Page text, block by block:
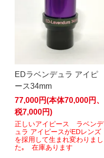
EDラベンデュラ アイピ
ース34mm
77,000円(本体70,000円、
税7,000円)
正しいアイピース ラベンデ
ュラ アイピースがEDレンズ
を採用して生まれ変わりまし
た｡ 在庫あります